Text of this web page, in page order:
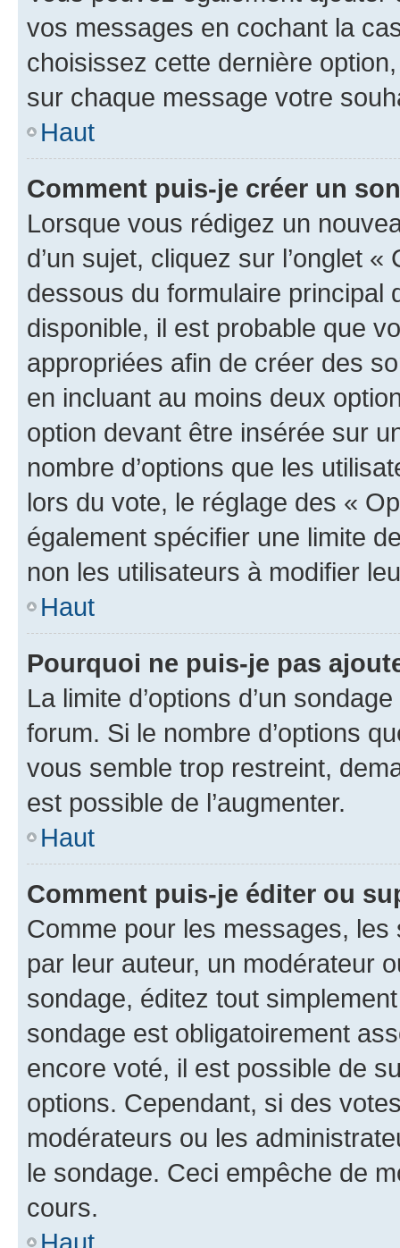
vos messages en cochant la
choisissez cette dernière
sur chaque message votre
Haut
Comment puis-je créer un
Lorsque vous rédigez un
d’un sujet, cliquez sur l’onglet
dessous du formulaire principal
disponible, il est probable que
appropriées afin de créer des
en incluant au moins deux
option devant être insérée sur
nombre d’options que les
lors du vote, le réglage des «
également spécifier une limite
non les utilisateurs à modifier
Haut
Pourquoi ne puis-je pas
La limite d’options d’un
forum. Si le nombre d’options
vous semble trop restreint,
est possible de l’augmenter.
Haut
Comment puis-je éditer ou
Comme pour les messages,
par leur auteur, un modérateur
sondage, éditez tout
sondage est obligatoirement
encore voté, il est possible de
options. Cependant, si des
modérateurs ou les
le sondage. Ceci empêche de
cours.
Haut